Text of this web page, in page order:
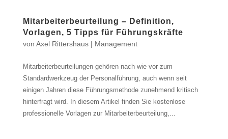
Mitarbeiterbeurteilung – Definition,
Vorlagen, 5 Tipps für Führungskräfte
von Axel Rittershaus| Management
Mitarbeiterbeurteilungen gehören nach wie vor zum
Standardwerkzeug der Personalführung, auch wenn seit
einigen Jahren diese Führungsmethode zunehmend kritisch
hinterfragt wird. In diesem Artikel finden Sie kostenlose
professionelle Vorlagen zur Mitarbeiterbeurteilung,...